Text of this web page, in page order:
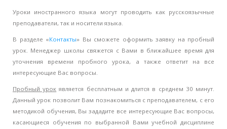
Уроки иностранного языка могут проводить как русскоязычные
преподаватели, так и носители языка.
В разделе «Контакты» Вы сможете оформить заявку на пробный
урок. Менеджер школы свяжется с Вами в ближайшее время для
уточнения времени пробного урока, а также ответит на все
интересующие Вас вопросы.
Пробный урок является бесплатным и длится в среднем 30 минут.
Данный урок позволит Вам познакомиться с преподавателем, с его
методикой обучения, Вы зададите все интересующие Вас вопросы,
касающиеся обучения по выбранной Вами учебной дисциплине